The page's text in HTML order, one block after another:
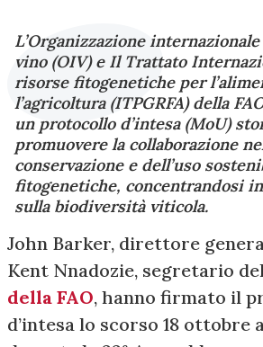
L’Organizzazione
vino (OIV) e Il Trattato
risorse fitogenetiche per
l’agricoltura (ITPGRFA) della
un protocollo d’intesa (MoU)
promuovere la collaborazione
conservazione e dell’uso
fitogenetiche, concentrandosi
sulla biodiversità viticola.
John Barker, direttore
Kent Nnadozie, segretario
della FAO, hanno firmato il
d’intesa lo scorso 18 ottobre